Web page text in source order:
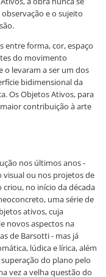
e o sujeito
entre forma, cor, espaço
do movimento
o levaram a ser um dos
bidimensional da
Os Objetos Ativos, para
contribuição à arte
nos últimos anos -
visual ou nos projetos de
criou, no início da década
uma série de
ativos, cuja
novos aspectos na
de Barsotti - mas já
lúdica e lírica, além
do plano pelo
vez a velha questão do